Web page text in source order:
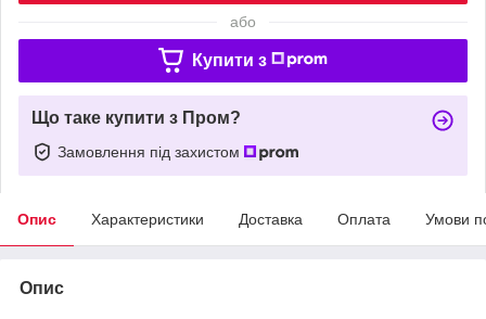
або
Купити з
Що таке купити з Пром?
Замовлення під захистом
Опис Характеристики Доставка Оплата Умови
Опис